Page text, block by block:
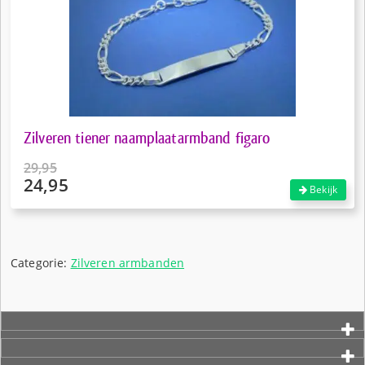
Zilveren tiener naamplaatarmband figaro
29,95
Oorspronkelijke
24,95
€24,95.
Bekijk
Categorie: Zilveren armbanden